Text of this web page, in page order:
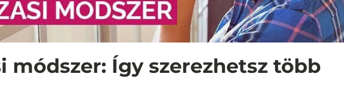
módszer: Így szerezhetsz több